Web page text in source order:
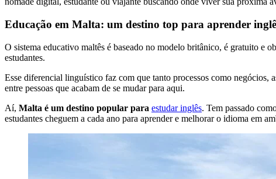
Educação em Malta: um destino top para aprender
O sistema educativo maltês é baseado no modelo britânico, é gratuito e
estudantes.
Esse diferencial linguístico faz com que tanto processos como negócios,
entre pessoas que acabam de se mudar para aqui.
Aí, Malta é um destino popular para estudar inglês. Tem passado
estudantes cheguem a cada ano para aprender e melhorar o idioma em